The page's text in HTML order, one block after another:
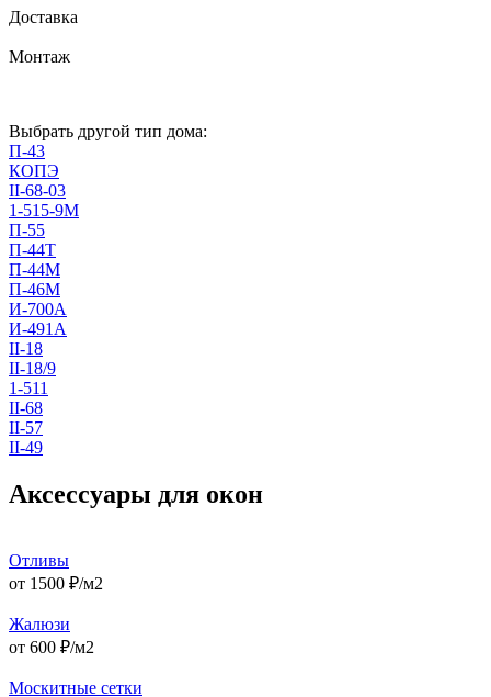
Доставка
Монтаж
Выбрать другой тип дома:
П-43
КОПЭ
II-68-03
1-515-9М
П-55
П-44Т
П-44М
П-46М
И-700А
И-491А
II-18
II-18/9
1-511
II-68
II-57
II-49
Аксессуары для окон
Отливы
от 1500 ₽/м2
Жалюзи
от 600 ₽/м2
Москитные сетки